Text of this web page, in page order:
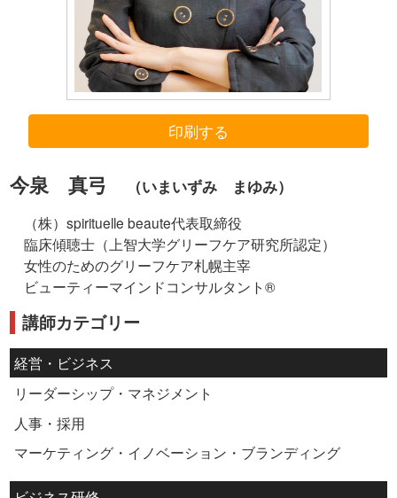
印刷する
今泉 真弓 （いまいずみ まゆみ）
（株）spirituelle beaute代表取締役
臨床傾聴士（上智大学グリーフケア研究所認定）
女性のためのグリーフケア札幌主宰
ビューティーマインドコンサルタント®︎
講師カテゴリー
経営・ビジネス
リーダーシップ・マネジメント
人事・採用
マーケティング・イノベーション・ブランディング